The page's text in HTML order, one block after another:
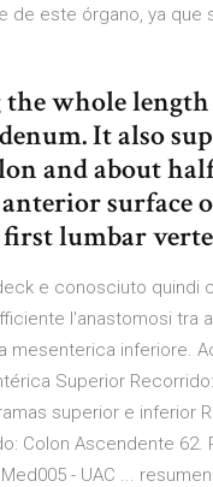
de este órgano, ya
whole
It also
and about
surface
lumbar
e conosciuto quindi
l'anastomosi tra
inferiore.
Superior
superior e inferior
Colon Ascendente 62.
- UAC ...